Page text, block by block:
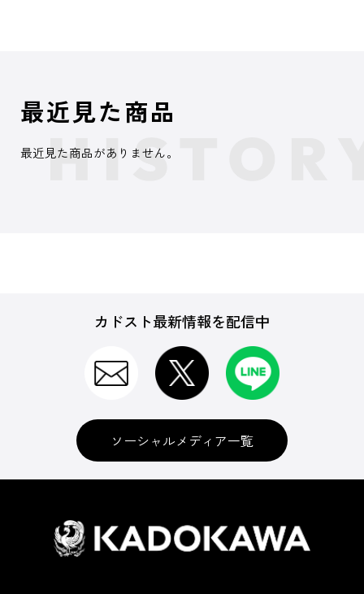
最近見た商品
最近見た商品がありません。
カドスト最新情報を配信中
ソーシャルメディア一覧